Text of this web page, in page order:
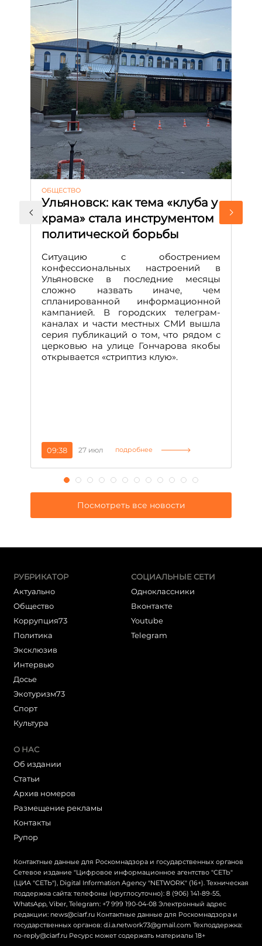
ОБЩЕСТВО
Ульяновск: как тема «клуба у
храма» стала инструментом
политической борьбы
Ситуацию с обострением
конфессиональных настроений в
Ульяновске в последние месяцы
сложно назвать иначе, чем
спланированной информационной
кампанией. В городских телеграм-
каналах и части местных СМИ вышла
серия публикаций о том, что рядом с
церковью на улице Гончарова якобы
открывается «стриптиз клую».
09:38 27 июл подробнее
Посмотреть все новости
РУБРИКАТОР
Актуально
Общество
Коррупция73
Политика
Эксклюзив
Интервью
Досье
Экотуризм73
Cпорт
Культура
СОЦИАЛЬНЫЕ СЕТИ
Одноклассники
Вконтакте
Youtube
Telegram
О НАС
Об издании
Статьи
Архив номеров
Размещение рекламы
Контакты
Рупор
Контактные данные для Роскомнадзора и государственных органов
Сетевое издание "Цифровое информационное агентство "СЕТЬ"
(ЦИА "СЕТЬ"), Digital Information Agency "NETWORK" (16+). Техническая
поддержка сайта: телефоны (круглосуточно): 8 (906) 141-89-55,
WhatsApp, Viber, Telegram: +7 999 190-04-08 Электронный адрес
редакции: news@ciarf.ru Контактные данные для Роскомнадзора и
государственных органов: d.i.a.network73@gmail.com Техподдержка:
no-reply@ciarf.ru Ресурс может содержать материалы 18+